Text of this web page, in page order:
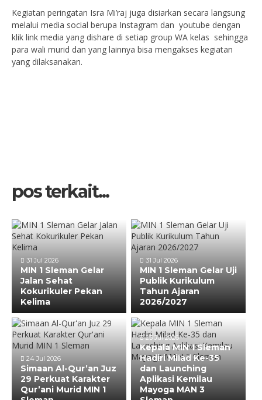
Kegiatan peringatan Isra Mi’raj juga disiarkan secara langsung
melalui media social berupa Instagram dan youtube dengan
klik link media yang dishare di setiap group WA kelas sehingga
para wali murid dan yang lainnya bisa mengakses kegiatan
yang dilaksanakan.
pos terkait...
31 Jul 2026
MIN 1 Sleman Gelar
Jalan Sehat
Kokurikuler Pekan
Kelima
31 Jul 2026
MIN 1 Sleman Gelar Uji
Publik Kurikulum
Tahun Ajaran
2026/2027
24 Jul 2026
Simaan Al-Qur’an Juz
29 Perkuat Karakter
Qur’ani Murid MIN 1
23 Jul 2026
Kepala MIN 1 Sleman
Hadiri Milad Ke-35
dan Launching
Aplikasi Kemilau
Mayoga MAN 3